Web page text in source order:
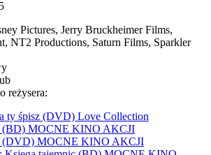
Pictures, Jerry Bruckheimer Films,
NT2 Productions, Saturn Films, Sparkler
reżysera:
ty śpisz (DVD) Love Collection
(BD) MOCNE KINO AKCJI
(DVD) MOCNE KINO AKCJI